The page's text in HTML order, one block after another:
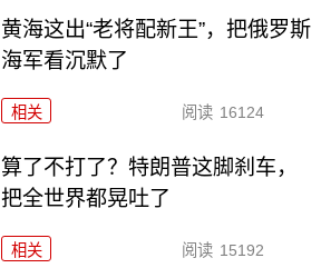
黄海这出“老将配新王”，把俄罗斯
海军看沉默了
相关 阅读 16124
算了不打了？特朗普这脚刹车，
把全世界都晃吐了
相关 阅读 15192